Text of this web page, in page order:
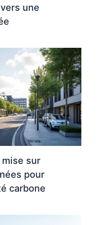
une
sur
pour
carbone